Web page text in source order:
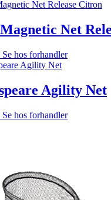
Net
Se hos forhandler
Agility Net
Se hos forhandler